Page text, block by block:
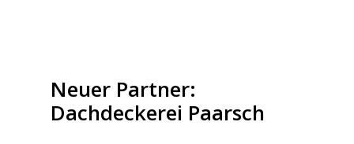
Neuer Partner:
Dachdeckerei Paarsch